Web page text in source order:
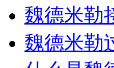
魏德米勒
魏德米勒